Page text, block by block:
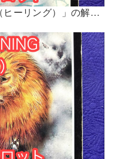
OSHO禅タロット「HEALING（ヒーリング）」の解説 2024年5月の門鑑定（官門）